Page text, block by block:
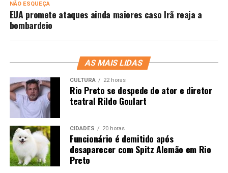
NÃO ESQUEÇA
EUA promete ataques ainda maiores caso Irã reaja a
bombardeio
AS MAIS LIDAS
CULTURA 22 horas
Rio Preto se despede do ator e diretor
teatral Rildo Goulart
CIDADES 20 horas
Funcionário é demitido após
desaparecer com Spitz Alemão em Rio
Preto